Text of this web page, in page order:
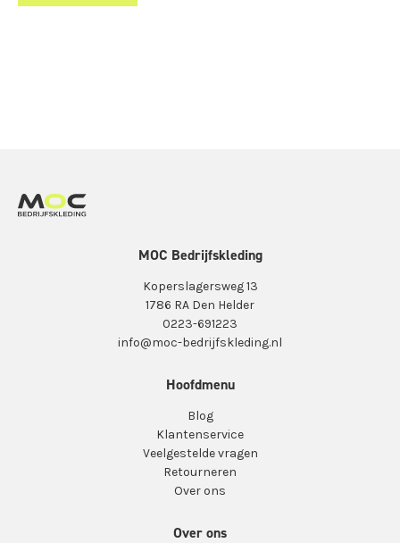
MOC Bedrijfskleding
Koperslagersweg 13
1786 RA Den Helder
0223-691223
info@moc-bedrijfskleding.nl
Hoofdmenu
Blog
Klantenservice
Veelgestelde vragen
Retourneren
Over ons
Over ons